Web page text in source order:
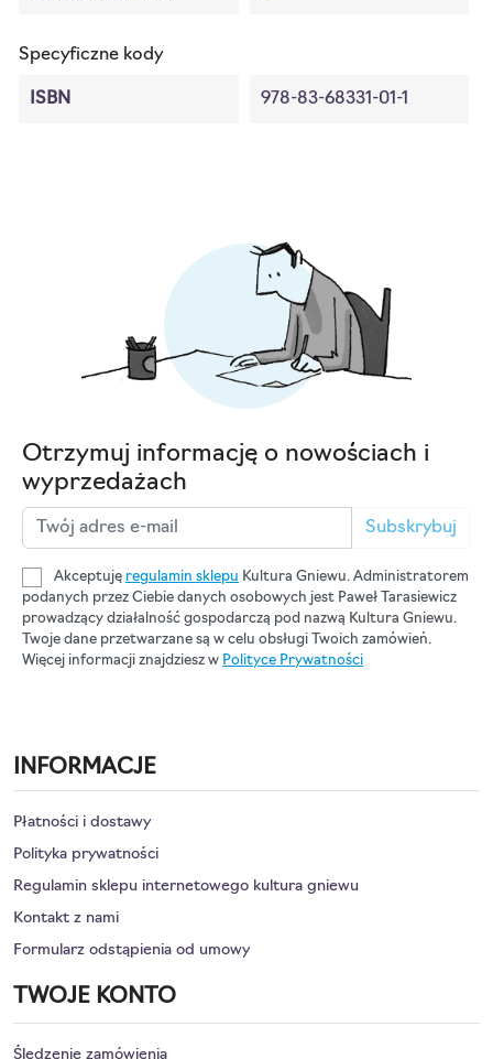
Specyficzne kody
ISBN 978-83-68331-01-1
Otrzymuj informację o nowościach i
wyprzedażach
Subskrybuj
Akceptuję regulamin sklepu Kultura Gniewu. Administratorem
podanych przez Ciebie danych osobowych jest Paweł Tarasiewicz
prowadzący działalność gospodarczą pod nazwą Kultura Gniewu.
Twoje dane przetwarzane są w celu obsługi Twoich zamówień.
Więcej informacji znajdziesz w Polityce Prywatności
INFORMACJE
Płatności i dostawy
Polityka prywatności
Regulamin sklepu internetowego kultura gniewu
Kontakt z nami
Formularz odstąpienia od umowy
TWOJE KONTO
Śledzenie zamówienia